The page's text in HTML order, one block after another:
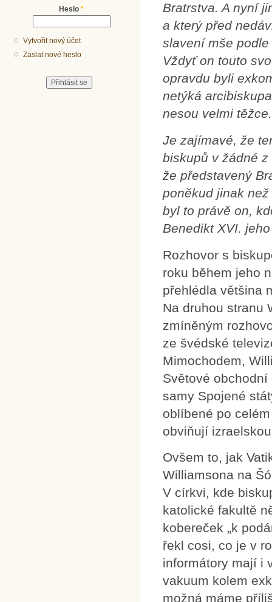
Heslo *
Vytvořit nový účet
Zaslat nové heslo
Bratrstva. A nyní
a který před
slavení mše
Vždyť on touto
opravdu byli
netýká
nesou velmi těžce.
Je zajímavé, že
biskupů v žádné
že představený
poněkud jinak
byl to právě on,
Benedikt XVI.
Rozhovor s
roku během jeho
přehlédla většina
Na druhou stranu
zmíněným
ze švédské
Mimochodem,
Světové obchodní
samy Spojené
oblíbené po
obviňují
Ovšem to, jak
Williamsona na
V církvi, kde
katolické fakultě
kobereček „k
řekl cosi, co je v
informátory mají i
vakuum kolem
možná máme